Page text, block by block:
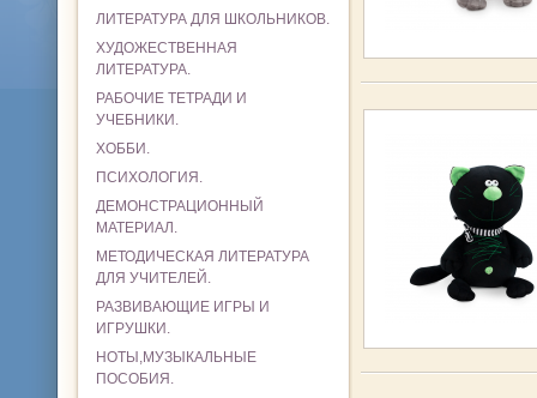
ЛИТЕРАТУРА ДЛЯ ШКОЛЬНИКОВ.
ХУДОЖЕСТВЕННАЯ
ЛИТЕРАТУРА.
РАБОЧИЕ ТЕТРАДИ И
УЧЕБНИКИ.
ХОББИ.
ПСИХОЛОГИЯ.
ДЕМОНСТРАЦИОННЫЙ
МАТЕРИАЛ.
МЕТОДИЧЕСКАЯ ЛИТЕРАТУРА
ДЛЯ УЧИТЕЛЕЙ.
РАЗВИВАЮЩИЕ ИГРЫ И
ИГРУШКИ.
НОТЫ,МУЗЫКАЛЬНЫЕ
ПОСОБИЯ.